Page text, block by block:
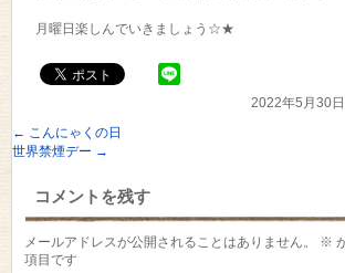
月曜日楽しんでいきましょう☆★
2022年5月30日
← こんにゃくの日
世界禁煙デー →
コメントを残す
メールアドレスが公開されることはありません。 ※
項目です